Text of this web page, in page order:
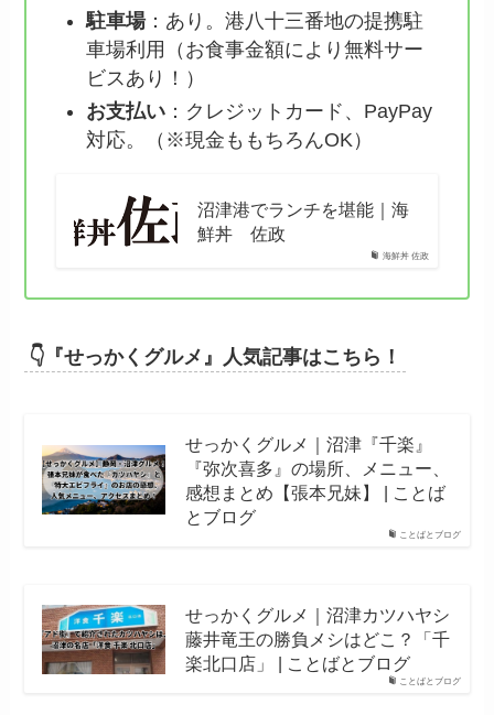
駐車場：あり。港八十三番地の提携駐
車場利用（お食事金額により無料サー
ビスあり！）
お支払い ：クレジットカード、PayPay
対応。（※現金ももちろんOK）
海鮮丼 佐政
沼津港でランチを堪能｜海
鮮丼 佐政
👇『せっかくグルメ』人気記事はこちら！
ことばとブログ
せっかくグルメ｜沼津『千楽』
『弥次喜多』の場所、メニュー、
感想まとめ【張本兄妹】 | ことば
とブログ
ことばとブログ
せっかくグルメ｜沼津カツハヤシ
藤井竜王の勝負メシはどこ？「千
楽北口店」 | ことばとブログ